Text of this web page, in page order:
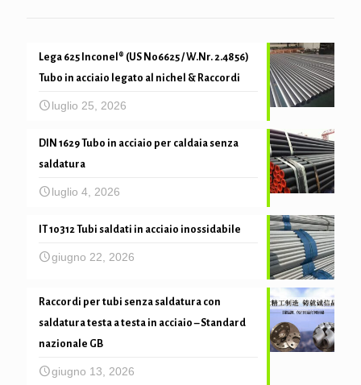
Lega 625 Inconel® (US N06625 / W.Nr. 2.4856)
Tubo in acciaio legato al nichel & Raccordi
luglio 25, 2026
DIN 1629 Tubo in acciaio per caldaia senza
saldatura
luglio 4, 2026
IT 10312 Tubi saldati in acciaio inossidabile
giugno 22, 2026
Raccordi per tubi senza saldatura con
saldatura testa a testa in acciaio – Standard
nazionale GB
giugno 13, 2026